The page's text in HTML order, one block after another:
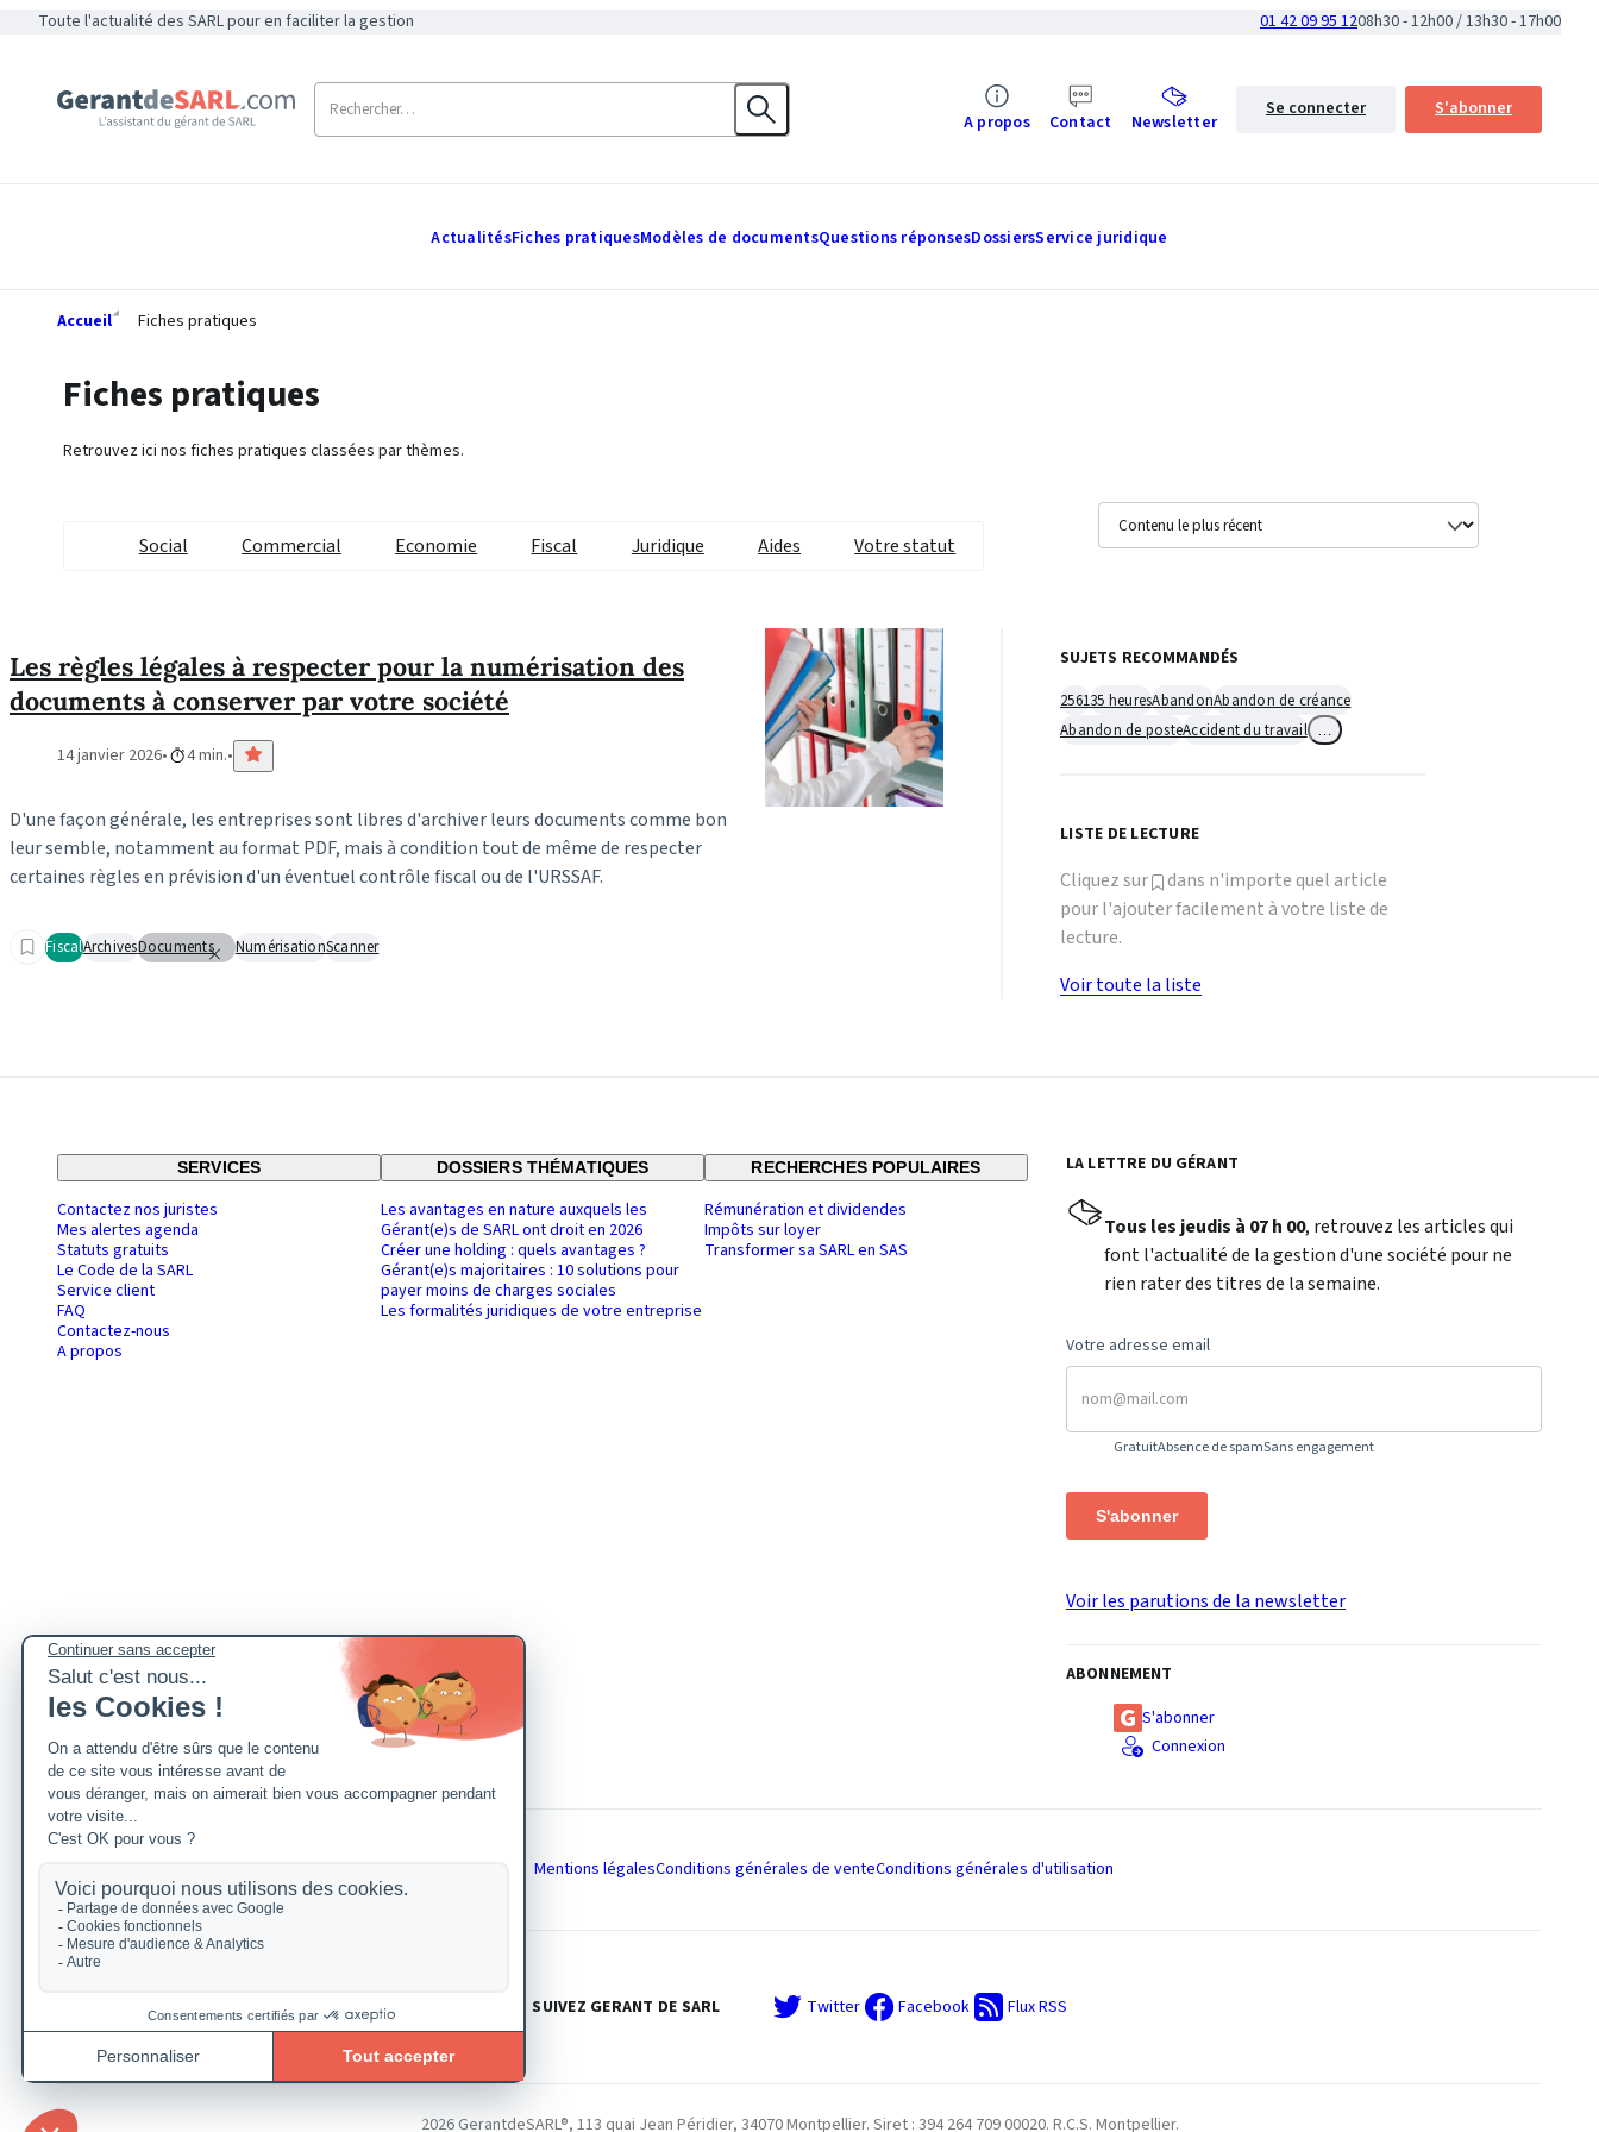
Toute l'actualité des SARL pour en faciliter la gestion 01 42 09 95 1208h30 - 12h00 / 13h30 - 17h00
A propos Contact Newsletter
Se connecter S'abonner
ActualitésFiches pratiquesModèles de documentsQuestions réponsesDossiersService juridique
Accueil Fiches pratiques
Fiches pratiques
Retrouvez ici nos fiches pratiques classées par thèmes.
Social Commercial Economie Fiscal Juridique Aides Votre statut
Les règles légales à respecter pour la numérisation des
documents à conserver par votre société
14 janvier 2026 4 min.
D'une façon générale, les entreprises sont libres d'archiver leurs documents comme bon
leur semble, notamment au format PDF, mais à condition tout de même de respecter
certaines règles en prévision d'un éventuel contrôle fiscal ou de l'URSSAF.
FiscalArchivesDocuments NumérisationScanner
SUJETS RECOMMANDÉS
256135 heuresAbandonAbandon de créance
Abandon de posteAccident du travail
LISTE DE LECTURE
Cliquez sur
dans n'importe quel article
pour l'ajouter facilement à votre liste de
lecture.
Voir toute la liste
SERVICES
Contactez nos juristes
Mes alertes agenda
Statuts gratuits
Le Code de la SARL
Service client
FAQ
Contactez-nous
A propos
DOSSIERS THÉMATIQUES
Les avantages en nature auxquels les
Gérant(e)s de SARL ont droit en 2026
Créer une holding : quels avantages ?
Gérant(e)s majoritaires : 10 solutions pour
payer moins de charges sociales
Les formalités juridiques de votre entreprise
RECHERCHES POPULAIRES
Rémunération et dividendes
Impôts sur loyer
Transformer sa SARL en SAS
LA LETTRE DU GÉRANT
Tous les jeudis à 07 h 00, retrouvez les articles qui
font l'actualité de la gestion d'une société pour ne
rien rater des titres de la semaine.
Votre adresse email
GratuitAbsence de spamSans engagement
S'abonner
Voir les parutions de la newsletter
ABONNEMENT
S'abonner
Connexion
Mentions légalesConditions générales de venteConditions générales d'utilisation
SUIVEZ GERANT DE SARL Twitter Facebook Flux RSS
2026 GerantdeSARL®, 113 quai Jean Péridier, 34070 Montpellier. Siret : 394 264 709 00020. R.C.S. Montpellier.